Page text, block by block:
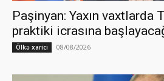
Paşinyan: Yaxın vaxtlarda
praktiki icrasına
Ölkə xarici 08/08/2026